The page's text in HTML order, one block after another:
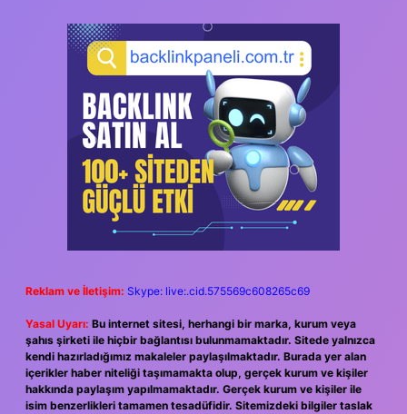
Reklam ve İletişim: Skype: live:.cid.575569c608265c69
Yasal Uyarı: Bu internet sitesi, herhangi bir marka, kurum veya
şahıs şirketi ile hiçbir bağlantısı bulunmamaktadır. Sitede yalnızca
kendi hazırladığımız makaleler paylaşılmaktadır. Burada yer alan
içerikler haber niteliği taşımamakta olup, gerçek kurum ve kişiler
hakkında paylaşım yapılmamaktadır. Gerçek kurum ve kişiler ile
isim benzerlikleri tamamen tesadüfidir. Sitemizdeki bilgiler taslak